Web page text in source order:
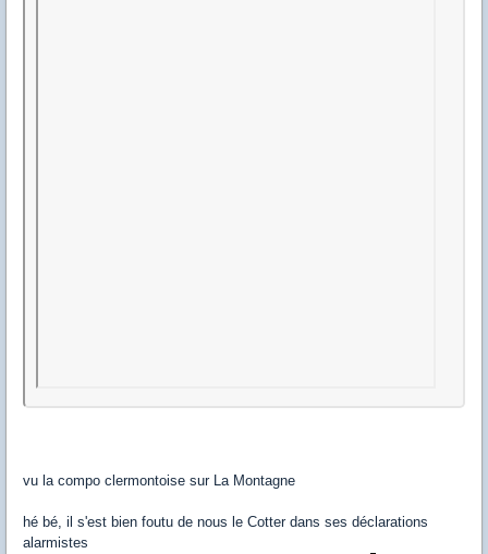
vu la compo clermontoise sur La Montagne
hé bé, il s'est bien foutu de nous le Cotter dans ses déclarations
alarmistes